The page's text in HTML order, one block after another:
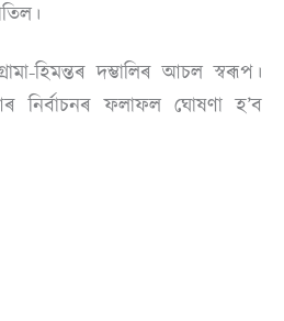
হিমন্তৰ দম্ভালিৰ আচল স্বৰূপ।
নিৰ্বাচনৰ ফলাফল ঘোষণা হ’ব